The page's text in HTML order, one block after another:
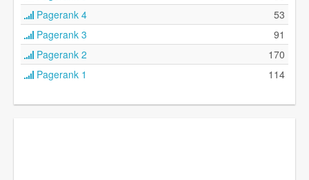
Pagerank 4
53
Pagerank 3
91
Pagerank 2
170
Pagerank 1
114